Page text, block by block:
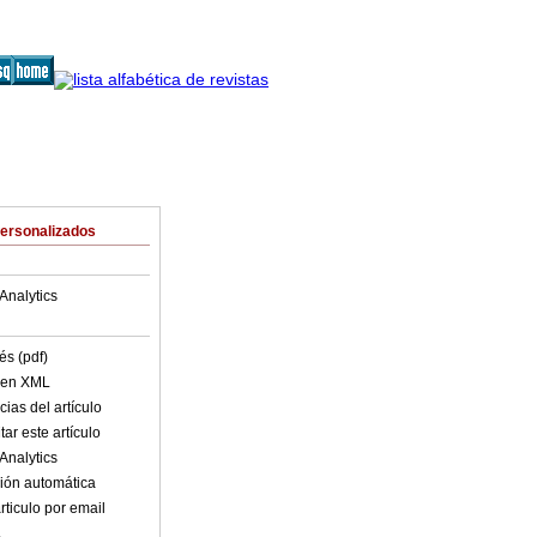
(pdf)
XML
del artículo
este artículo
automática
por email